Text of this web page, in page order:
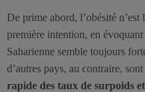
De prime abord, l’obésité
première intention, en
Saharienne semble toujours
d’autres pays, au contraire,
rapide des taux de surpoids et